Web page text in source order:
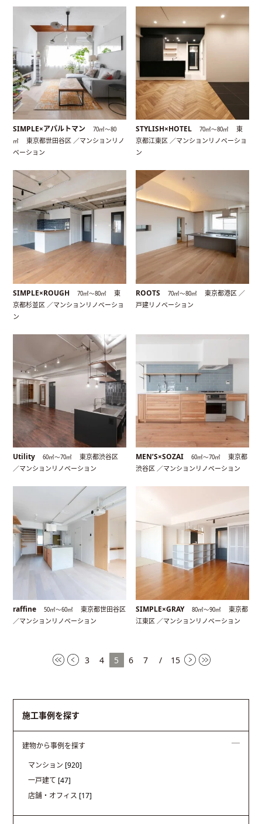
SIMPLE×アパルトマン
70㎡〜80
㎡
東京都世田谷区 ／マンションリノ
ベーション
STYLISH×HOTEL 70㎡〜80㎡
東
京都江東区 ／マンションリノベーショ
ン
SIMPLE×ROUGH 70㎡〜80㎡
東
京都杉並区 ／マンションリノベーショ
ン
ROOTS 70㎡〜80㎡
東京都港区 ／
戸建リノベーション
Utility 60㎡〜70㎡
東京都渋谷区
／マンションリノベーション
MEN’S×SOZAI 60㎡〜70㎡
東京都
渋谷区 ／マンションリノベーション
raffine 50㎡〜60㎡
東京都世田谷区
／マンションリノベーション
SIMPLE×GRAY 80㎡〜90㎡
東京都
江東区 ／マンションリノベーション
3 4 5 6 7 / 15
施工事例を探す
建物から事例を探す
マンション [920]
一戸建て [47]
店舗・オフィス [17]